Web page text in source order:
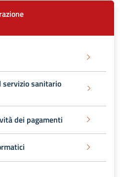
servizio sanitario
dei pagamenti